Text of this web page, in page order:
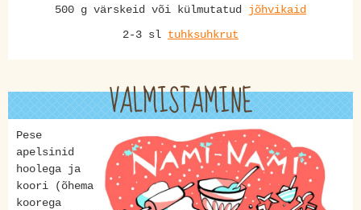
500 g värskeid või külmutatud jõhvikaid
2-3 sl tuhksuhkrut
VALMISTAMINE
Pese
apelsinid
hoolega ja
koori (õhema
koorega